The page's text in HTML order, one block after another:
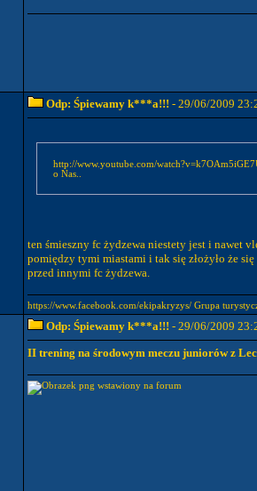
Odp: Śpiewamy k***a!!! - 29/06/2009
http://www.youtube.com/watch?v=k7OAm5iGE7U&feature=related nie wiem czy to do tego
o Nas..
ten śmieszny fc żydzewa niestety jest i nawet
pomiędzy tymi miastami i tak się złożyło że
przed innymi fc żydzewa.
https://www.facebook.com/ekipakryzys/ Grupa
Odp: Śpiewamy k***a!!! - 29/06/2009
II trening na środowym meczu juniorów z